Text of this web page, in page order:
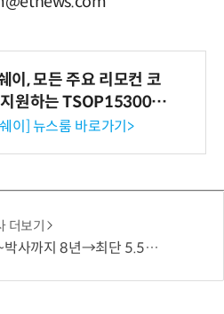
이, 모든 주요 리모컨 코
원하는 TSOP15300 시
IR 수신기 출시
이] 뉴스룸 바로가기>
더보기
단 5.5년 가능…톱 100 AI 특화대학원 도약도